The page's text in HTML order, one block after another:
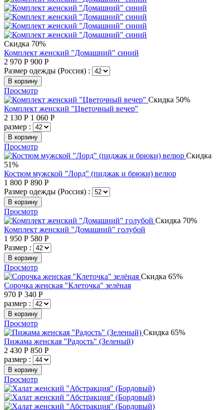
Скидка 70%
Комплект женский "Домашний" синий
2 970 Р 900 Р
Размер одежды (Россия) :
В корзину
Просмотр
Скидка 50%
Комплект женский "Цветочный вечер"
2 130 Р 1 060 Р
размер :
В корзину
Просмотр
Скидка
51%
Костюм мужской "Лорд" (пиджак и брюки) велюр
1 800 Р 890 Р
Размер одежды (Россия) :
В корзину
Просмотр
Скидка 70%
Комплект женский "Домашний" голубой
1 950 Р 580 Р
Размер :
В корзину
Просмотр
Скидка 65%
Сорочка женская "Клеточка" зелёная
970 Р 340 Р
размер :
В корзину
Просмотр
Скидка 65%
Пижама женская "Радость" (Зеленый)
2 430 Р 850 Р
размер :
В корзину
Просмотр